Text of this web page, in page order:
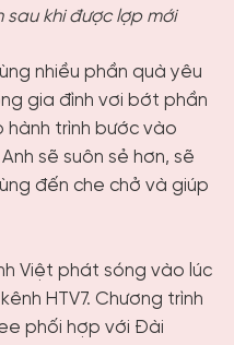
sau khi được lợp mới
nhiều phần quà yêu
gia đình vơi bớt phần
hành trình bước vào
sẽ suôn sẻ hơn, sẽ
đến che chở và giúp
Việt phát sóng vào lúc
HTV7. Chương trình
phối hợp với Đài